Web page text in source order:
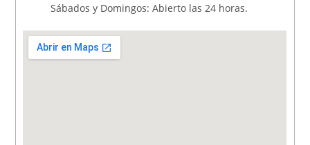
Sábados y Domingos: Abierto las 24 horas.